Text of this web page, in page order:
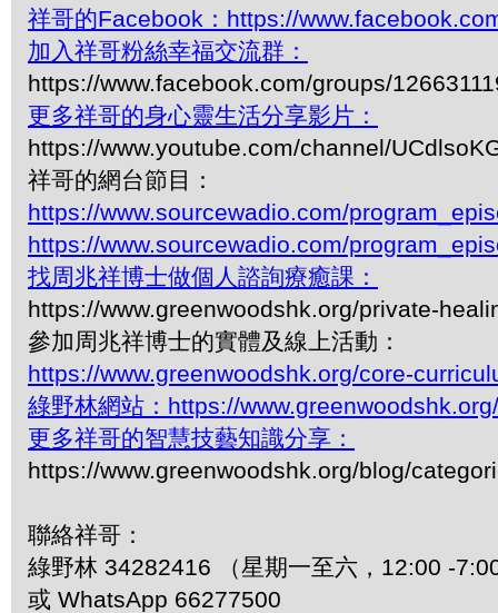
祥哥的Facebook：https://
加入祥哥粉絲幸福交流群：
https://www.facebook.com/groups/
更多祥哥的身心靈生活分享影片：
https://www.youtube.com/channel/
祥哥的網台節目：
https://www.sourcewadio.com/
https://www.sourcewadio.com/
找周兆祥博士做個人諮詢療癒課：
https://www.greenwoodshk.org/private-
參加周兆祥博士的實體及線上活動：
https://www.greenwoodshk.org/core-
綠野林網站：https://www.greenwoodshk.org/
更多祥哥的智慧技藝知識分享：
https://www.greenwoodshk.org/blog/
聯絡祥哥：
綠野林 34282416 （星期一至六，12:00 -
或 WhatsApp 66277500